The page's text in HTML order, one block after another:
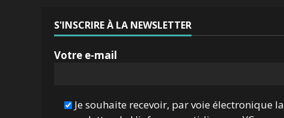
S'INSCRIRE À LA NEWSLETTER
Votre e-mail
Je souhaite recevoir, par voie électronique la